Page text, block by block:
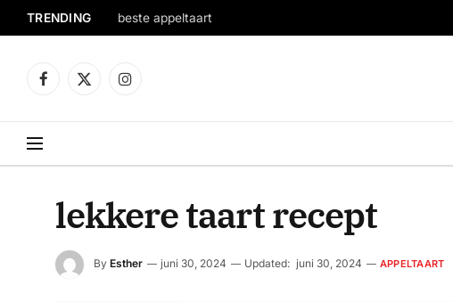
TRENDING beste appeltaart
Facebook
X
Instagram
lekkere taart recept
By Esther juni 30, 2024 Updated: juni 30, 2024 APPELTAART